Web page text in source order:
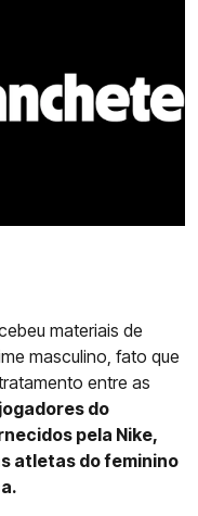
materiais de
masculino, fato que
entre as
do
pela Nike,
atletas do feminino